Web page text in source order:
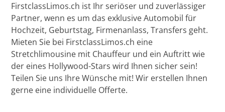
FirstclassLimos.ch ist Ihr seriöser und zuverlässiger
Partner, wenn es um das exklusive Automobil für
Hochzeit, Geburtstag, Firmenanlass, Transfers geht.
Mieten Sie bei FirstclassLimos.ch eine
Stretchlimousine mit Chauffeur und ein Auftritt wie
der eines Hollywood-Stars wird Ihnen sicher sein!
Teilen Sie uns Ihre Wünsche mit! Wir erstellen Ihnen
gerne eine individuelle Offerte.